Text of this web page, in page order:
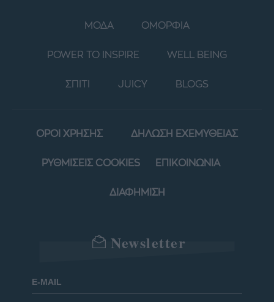
ΜΟΔΑ ΟΜΟΡΦΙΑ
POWER TO INSPIRE WELL BEING
ΣΠΙΤΙ JUICY BLOGS
ΟΡΟΙ ΧΡΗΣΗΣ ΔΗΛΩΣΗ ΕΧΕΜΥΘΕΙΑΣ
ΡΥΘΜΙΣΕΙΣ COOKIES ΕΠΙΚΟΙΝΩΝΙΑ
ΔΙΑΦΗΜΙΣΗ
Newsletter